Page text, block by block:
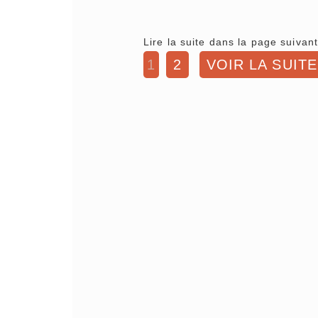
Lire la suite dans la page
1 2 VOIR LA SUITE